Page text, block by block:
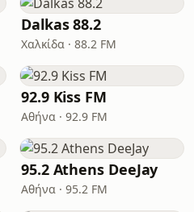
Dalkas 88.2
Χαλκίδα · 88.2 FM
92.9 Kiss FM
Αθήνα · 92.9 FM
95.2 Athens DeeJay
Αθήνα · 95.2 FM